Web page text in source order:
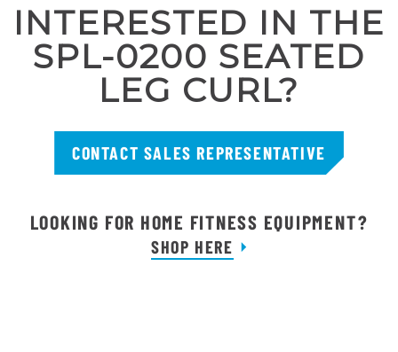
INTERESTED IN THE
SPL-0200 SEATED
LEG CURL?
CONTACT SALES REPRESENTATIVE
LOOKING FOR HOME FITNESS EQUIPMENT?
SHOP HERE